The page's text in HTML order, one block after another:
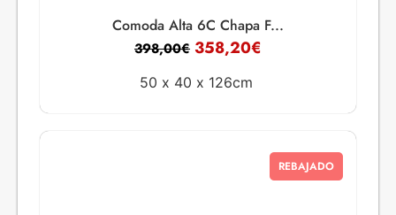
Comoda Alta 6C Chapa F...
398,00€ 358,20€
50 x 40 x 126cm
REBAJADO